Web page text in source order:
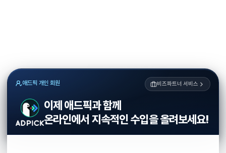
애드픽 개인 회원 비즈파트너 서비스
이제 애드픽과 함께
온라인에서 지속적인 수입을 올려보세요!